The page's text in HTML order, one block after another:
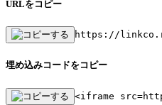
URLをコピー
https://
埋め込みコードをコピー
<iframe